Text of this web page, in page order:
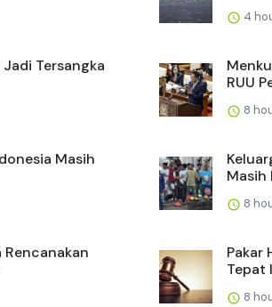
4
Jadi Tersangka
RUU
8
Masih
Masih
8
Rencanakan
Pakar
Tepat
8